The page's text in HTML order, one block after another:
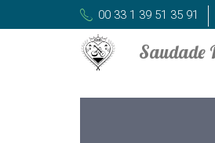
00 33 1 39 51 35 91